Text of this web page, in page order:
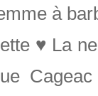
à
♥ La
Cageac